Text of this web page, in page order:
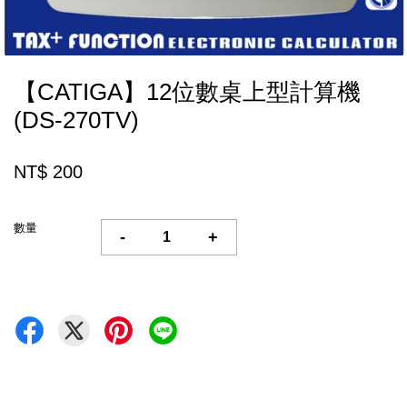
【CATIGA】12位數桌上型計算機
(DS-270TV)
NT$ 200
數量
- +